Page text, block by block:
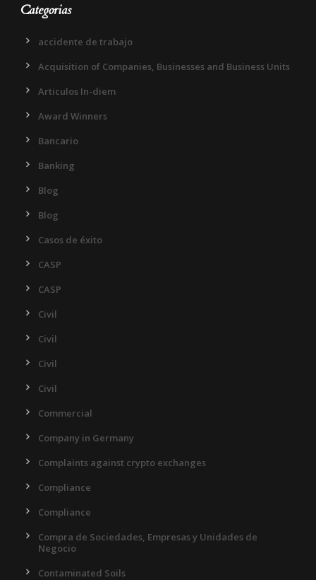
Categorias
accidente de trabajo
Acquisition of Companies, Businesses and Business Units
Articulos In-diem
Award Winners
Bancario
Banking
Blog
Blog
Casos de éxito
CASP
CASP
Civil
Civil
Civil
Civil
Commercial
Company in Germany
Complaints against crypto exchanges
Compliance
Compliance
Compra de Sociedades, Empresas y Unidades de
Negocio
Contaminated Soils